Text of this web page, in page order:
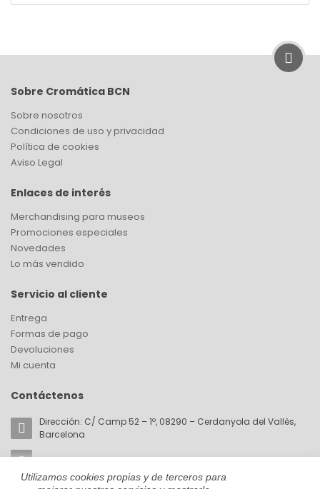
Sobre Cromática BCN
Sobre nosotros
Condiciones de uso y privacidad
Política de cookies
Aviso Legal
Enlaces de interés
Merchandising para museos
Promociones especiales
Novedades
Lo más vendido
Servicio al cliente
Entrega
Formas de pago
Devoluciones
Mi cuenta
Contáctenos
Dirección: C/ Camp 52 – 1º, 08290 – Cerdanyola del Vallès,
Barcelona
Email:akorin@cromaticabcn.com
Utilizamos cookies propias y de terceros para